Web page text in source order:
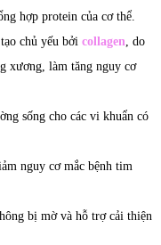
hợp protein của cơ thể.
chủ yếu bởi collagen, do
xương, làm tăng nguy cơ
sống cho các vi khuẩn có
nguy cơ mắc bệnh tim
bị mờ và hỗ trợ cải thiện